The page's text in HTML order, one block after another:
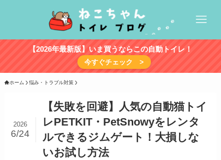
【2026年最新版】いま買うならこの自動トイレ！
今すぐチェック >
ホーム 悩み・トラブル対策
【失敗を回避】人気の自動猫トイ
レPETKIT・PetSnowyをレンタ
ルできるジムゲート！大損しな
いお試し方法
2026
6/24